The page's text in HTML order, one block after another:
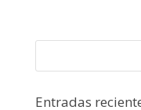
Entradas